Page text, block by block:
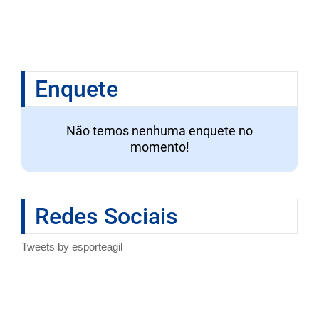
Enquete
Não temos nenhuma enquete no
momento!
Redes Sociais
Tweets by esporteagil